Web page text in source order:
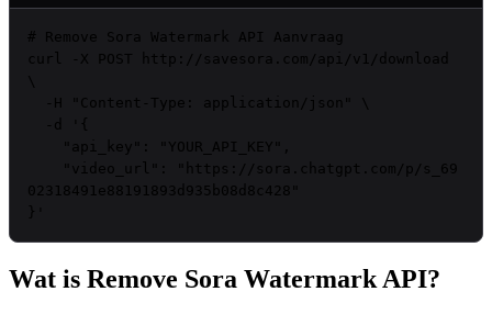
# Remove Sora Watermark API Aanvraag
curl
-X POST http://savesora.com/api/v1/download
\
  -H
"Content-Type: application/json"
\
  -d
'{
    "api_key": "
YOUR_API_KEY ",
02318491e88191893d935b08d8c428"
}'
Wat is Remove Sora Watermark API?